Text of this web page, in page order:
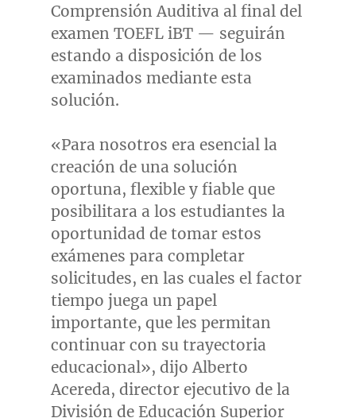
Comprensión Auditiva al final del
examen TOEFL iBT — seguirán
estando a disposición de los
examinados mediante esta
solución.
«Para nosotros era esencial la
creación de una solución
oportuna, flexible y fiable que
posibilitara a los estudiantes la
oportunidad de tomar estos
exámenes para completar
solicitudes, en las cuales el factor
tiempo juega un papel
importante, que les permitan
continuar con su trayectoria
educacional», dijo Alberto
Acereda, director ejecutivo de la
División de Educación Superior